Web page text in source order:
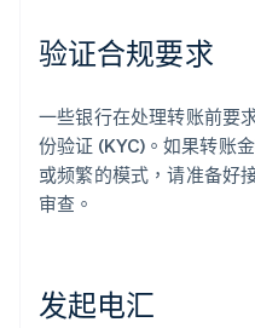
验证合规要求
一些银行在处理转账前要
份验证 (KYC)。如果转账
或频繁的模式，请准备好
审查。
发起电汇